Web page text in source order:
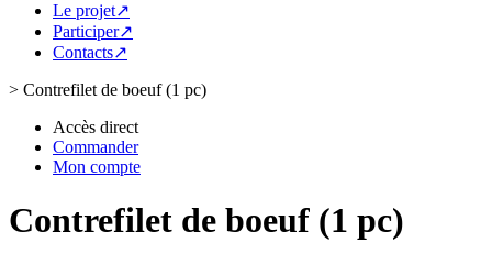
Le projet↗
Participer↗
Contacts↗
> Contrefilet de boeuf (1 pc)
Accès direct
Commander
Mon compte
Contrefilet de boeuf (1 pc)